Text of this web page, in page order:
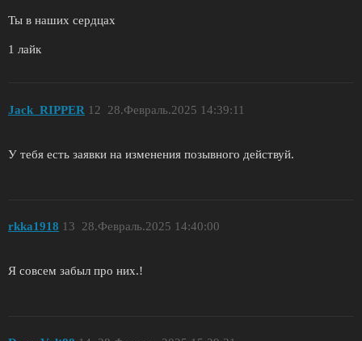
Ты в наших сердцах
1 лайк
Jack_RIPPER 28.Февраль.2025 14:39:11
12
У тебя есть заявки на изменения позывного действуй.
rkka1918 28.Февраль.2025 14:40:00
13
Я совсем забыл про них.!